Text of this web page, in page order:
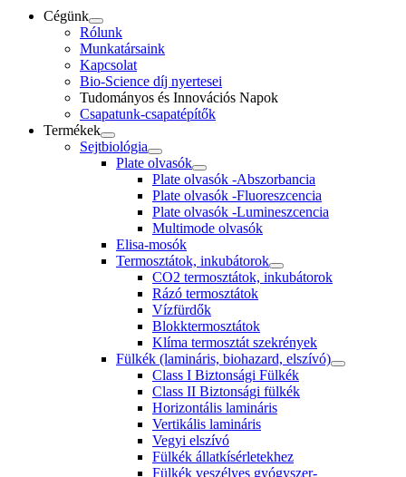
Cégünk
Rólunk
Munkatársaink
Kapcsolat
Bio-Science díj nyertesei
Tudományos és Innovációs Napok
Csapatunk-csapatépítők
Termékek
Sejtbiológia
Plate olvasók
Plate olvasók -Abszorbancia
Plate olvasók -Fluoreszcencia
Plate olvasók -Lumineszcencia
Multimode olvasók
Elisa-mosók
Termosztátok, inkubátorok
CO2 termosztátok, inkubátorok
Rázó termosztátok
Vízfürdők
Blokktermosztátok
Klíma termosztát szekrények
Fülkék (lamináris, biohazard, elszívó)
Class I Biztonsági Fülkék
Class II Biztonsági fülkék
Horizontális lamináris
Vertikális lamináris
Vegyi elszívó
Fülkék állatkísérletekhez
Fülkék veszélyes gyógyszer-